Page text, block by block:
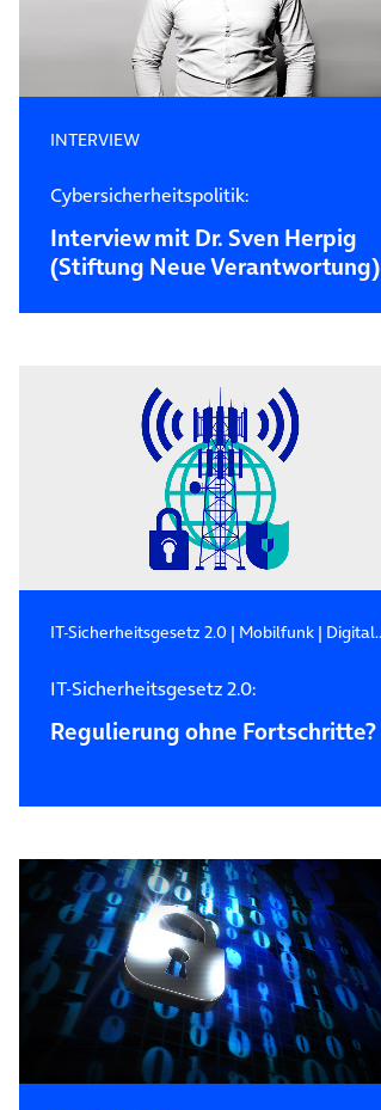
INTERVIEW
Cybersicherheitspolitik:
Interview mit Dr. Sven Herpig
(Stiftung Neue Verantwortung)
IT-Sicherheitsgesetz 2.0| Mobilfunk| Digitalpolitik
IT-Sicherheitsgesetz 2.0:
Regulierung ohne Fortschritte?